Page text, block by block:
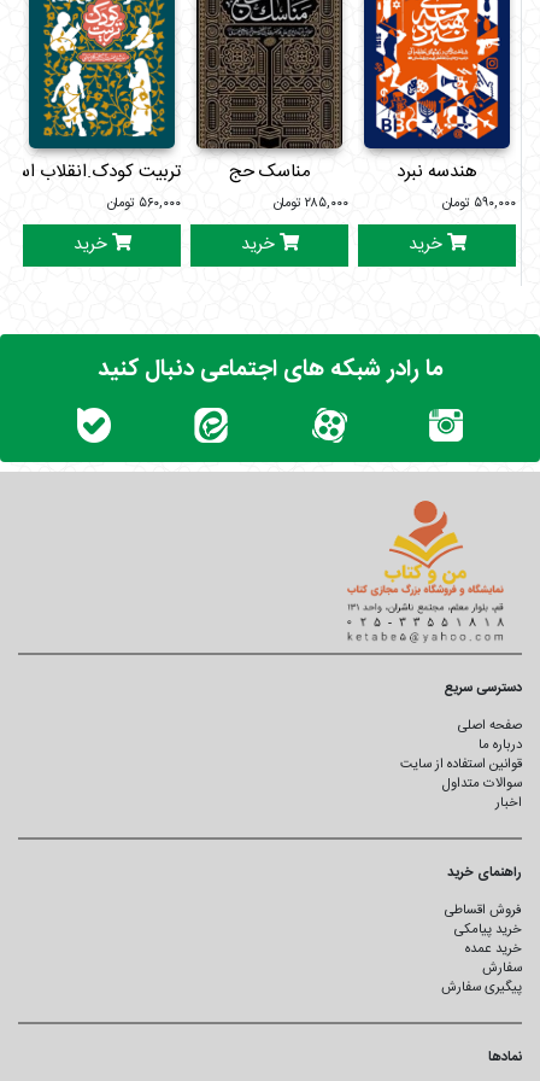
هندسه نبرد
۵۹۰,۰۰۰ تومان
خرید
مناسک حج
۲۸۵,۰۰۰ تومان
خرید
تربیت کودک.انقلاب
۵۶۰,۰۰۰ تومان
خرید
ما رادر شبکه های اجتماعی دنبال کنید
دسترسی سریع
صفحه اصلی
درباره ما
قوانین استفاده از سایت
سوالات متداول
اخبار
راهنمای خرید
فروش اقساطی
خرید پیامکی
خرید عمده
سفارش
پیگیری سفارش
نمادها